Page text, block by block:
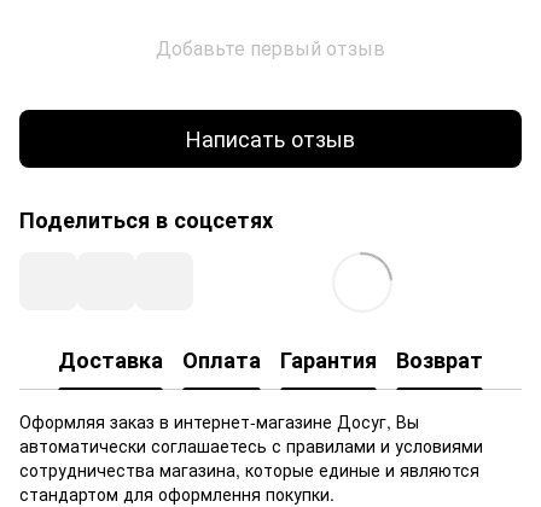
Добавьте первый отзыв
Написать отзыв
Поделиться в соцсетях
Доставка Оплата Гарантия Возврат
Оформляя заказ в интернет-магазине Досуг, Вы
автоматически соглашаетесь с правилами и условиями
сотрудничества магазина, которые единые и являются
стандартом для оформлення покупки.